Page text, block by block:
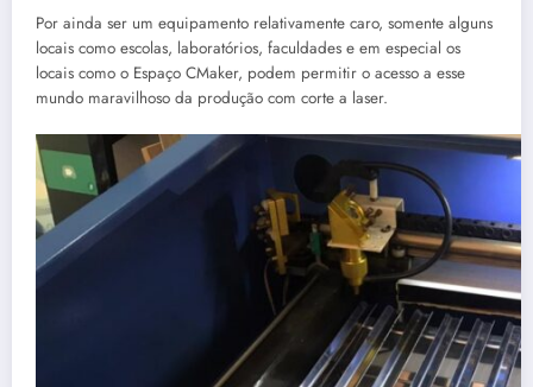
Por ainda ser um equipamento relativamente caro, somente alguns
locais como escolas, laboratórios, faculdades e em especial os
locais como o Espaço CMaker, podem permitir o acesso a esse
mundo maravilhoso da produção com corte a laser.